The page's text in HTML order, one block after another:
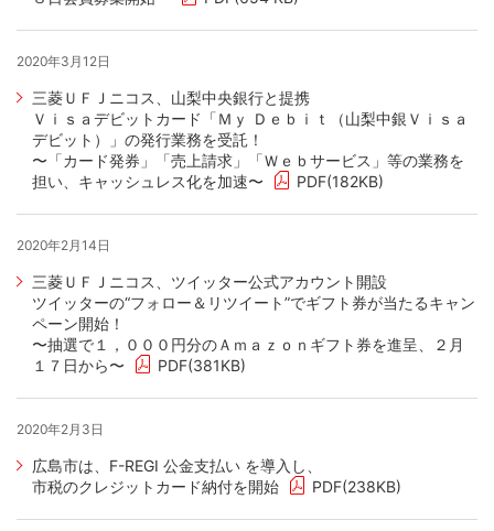
2020年3月12日
三菱ＵＦＪニコス、山梨中央銀行と提携
Ｖｉｓａデビットカード「Ｍｙ Ｄｅｂｉｔ（山梨中銀Ｖｉｓａ
デビット）」の発行業務を受託！
〜「カード発券」「売上請求」「Ｗｅｂサービス」等の業務を
担い、キャッシュレス化を加速〜
PDF(182KB)
2020年2月14日
三菱ＵＦＪニコス、ツイッター公式アカウント開設
ツイッターの“フォロー＆リツイート”でギフト券が当たるキャン
ペーン開始！
〜抽選で１，０００円分のＡｍａｚｏｎギフト券を進呈、２月
１７日から〜
PDF(381KB)
2020年2月3日
広島市は、F-REGI 公金支払い を導入し、
市税のクレジットカード納付を開始
PDF(238KB)